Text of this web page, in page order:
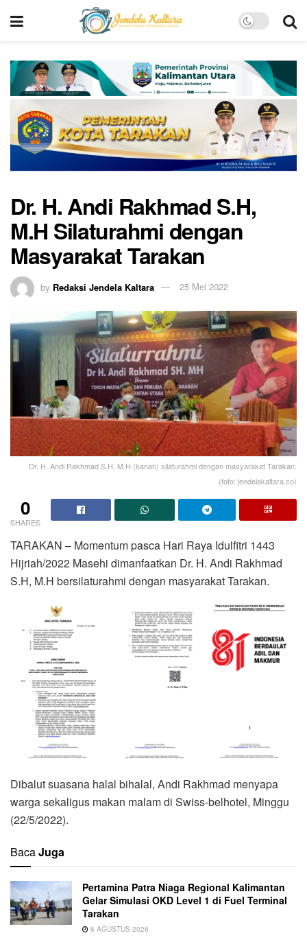
Dr. H. Andi Rakhmad S.H,
M.H Silaturahmi dengan
Masyarakat Tarakan
by Redaksi Jendela Kaltara 25 Mei 2022
Dr. H. Andi Rakhmad S.H, M.H (kanan) silaturahmi dengan masyarakat Tarakan.
(foto: jendelakaltara.co)
0
SHARES
TARAKAN – Momentum pasca Hari Raya Idulfitri 1443
Hijriah/2022 Masehi dimanfaatkan Dr. H. Andi Rakhmad
S.H, M.H bersilaturahmi dengan masyarakat Tarakan.
Dibalut suasana halal bihalal, Andi Rakhmad menyapa
warga sekaligus makan malam di Swiss-belhotel, Minggu
(22/5/2022).
BacaJuga
Pertamina Patra Niaga Regional Kalimantan
Gelar Simulasi OKD Level 1 di Fuel Terminal
Tarakan
6 AGUSTUS 2026